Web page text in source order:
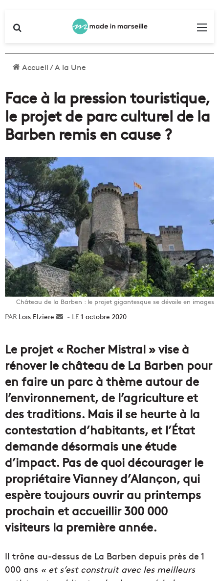
Accueil/A la Une
Face à la pression touristique,
le projet de parc culturel de la
Barben remis en cause ?
Château de la Barben : le projet gigantesque se dévoile en images
Loïs Elziere
Envoyer1 octobre 2020
Le projet « Rocher Mistral » vise à
rénover le château de La Barben pour
en faire un parc à thème autour de
l’environnement, de l’agriculture et
des traditions. Mais il se heurte à la
contestation d’habitants, et l’État
demande désormais une étude
d’impact. Pas de quoi décourager le
propriétaire Vianney d’Alançon, qui
espère toujours ouvrir au printemps
prochain et accueillir 300 000
visiteurs la première année.
Il trône au-dessus de La Barben depuis près de 1
000 ans « et s’est construit avec les meilleurs